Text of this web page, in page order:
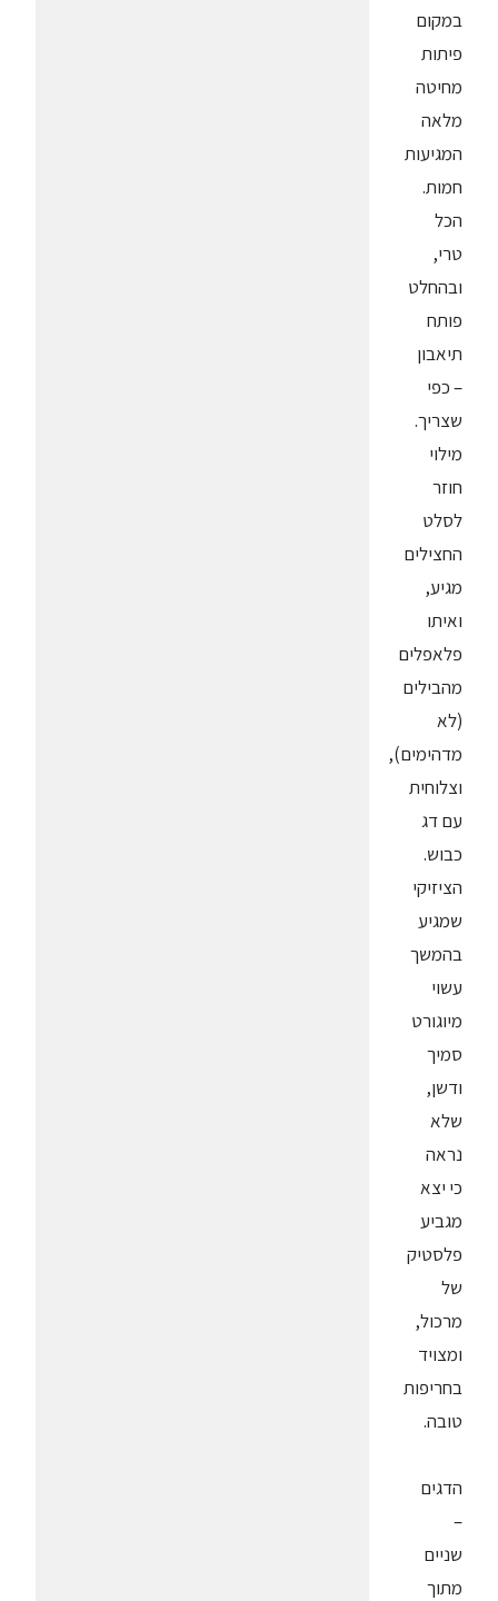
במקום
פיתות
מחיטה
מלאה
המגיעות
חמות.
הכל
טרי,
ובהחלט
פותח
תיאבון
– כפי
שצריך.
מילוי
חוזר
לסלט
החצילים
מגיע,
ואיתו
פלאפלים
מהבילים
(לא
מדהימים),
וצלוחית
עם דג
כבוש.
הציזיקי
שמגיע
בהמשך
עשוי
מיוגורט
סמיך
ודשן,
שלא
נראה
כי יצא
מגביע
פלסטיק
של
מרכול,
ומצויד
בחריפות
טובה.
הדגים
–
שניים
מתוך